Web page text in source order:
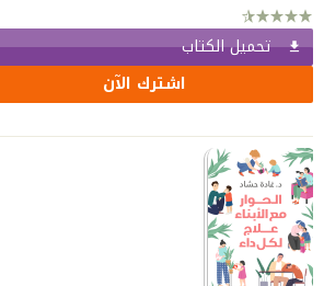
تحميل الكتاب
اشترك الآن